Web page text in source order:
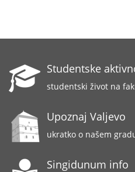
Studentske
studentski život na
Upoznaj Valjevo
ukratko o našem
Singidunum info